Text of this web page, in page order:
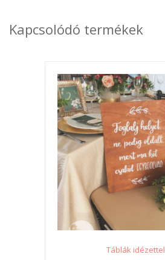
Kapcsolódó termékek
Táblák idézettel